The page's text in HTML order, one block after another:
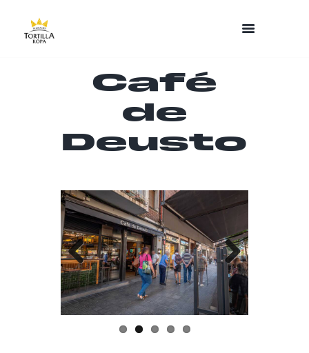
Café
de
Deusto
Previo
us
Next